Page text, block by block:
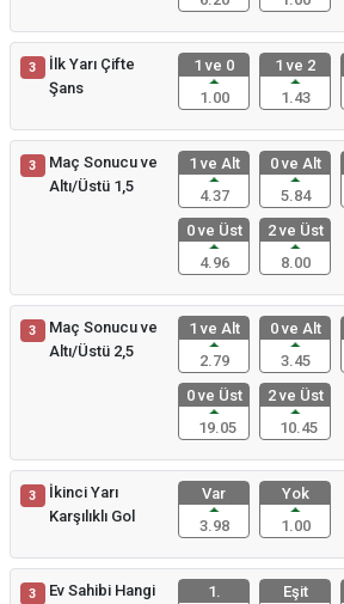
3
İlk Yarı Çifte
Şans
1 ve 0
1.00
1 ve 2
1.43
3
Maç Sonucu ve
Altı/Üstü 1,5
1 ve Alt
4.37
0 ve Alt
5.84
0 ve Üst
4.96
2 ve Üst
8.00
3
Maç Sonucu ve
Altı/Üstü 2,5
1 ve Alt
2.79
0 ve Alt
3.45
0 ve Üst
19.05
2 ve Üst
10.45
3
İkinci Yarı
Karşılıklı Gol
Var
3.98
Yok
1.00
3
Ev Sahibi Hangi
1.
Eşit